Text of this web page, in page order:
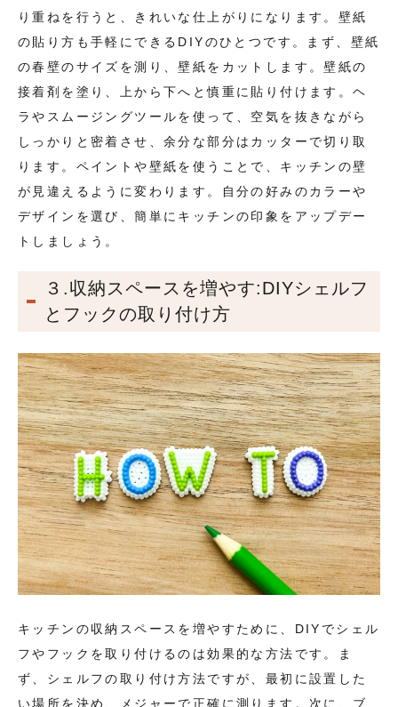
り重ねを行うと、きれいな仕上がりになります。壁紙
の貼り方も手軽にできるDIYのひとつです。まず、壁紙
の春壁のサイズを測り、壁紙をカットします。壁紙の
接着剤を塗り、上から下へと慎重に貼り付けます。ヘ
ラやスムージングツールを使って、空気を抜きながら
しっかりと密着させ、余分な部分はカッターで切り取
ります。ペイントや壁紙を使うことで、キッチンの壁
が見違えるように変わります。自分の好みのカラーや
デザインを選び、簡単にキッチンの印象をアップデー
トしましょう。
３.収納スペースを増やす:DIYシェルフ
とフックの取り付け方
キッチンの収納スペースを増やすために、DIYでシェル
フやフックを取り付けるのは効果的な方法です。ま
ず、シェルフの取り付け方法ですが、最初に設置した
い場所を決め、メジャーで正確に測ります。次に、ブ